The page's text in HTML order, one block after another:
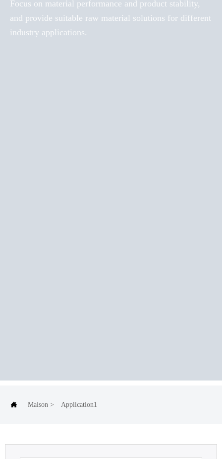
Focus on material performance and product stability,
and provide suitable raw material solutions for different
industry applications.
 Maison > Application1